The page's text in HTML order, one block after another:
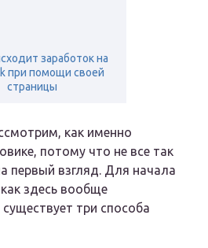
заработок на
при помощи своей
страницы
как именно
потому что не все так
первый взгляд. Для начала
здесь вообще
три способа